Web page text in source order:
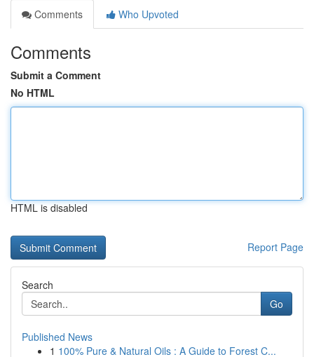
Comments
Who Upvoted
Comments
Submit a Comment
No HTML
HTML is disabled
Report Page
Search
Go
Published News
1 100% Pure & Natural Oils : A Guide to Forest C...